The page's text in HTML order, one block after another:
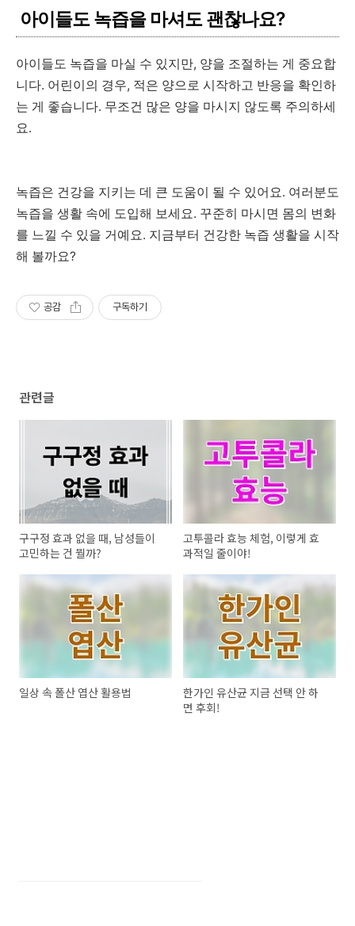
아이들도 녹즙을 마셔도 괜찮나요?
아이들도 녹즙을 마실 수 있지만, 양을 조절하는 게 중요합
니다. 어린이의 경우, 적은 양으로 시작하고 반응을 확인하
는 게 좋습니다. 무조건 많은 양을 마시지 않도록 주의하세
요.
녹즙은 건강을 지키는 데 큰 도움이 될 수 있어요. 여러분도
녹즙을 생활 속에 도입해 보세요. 꾸준히 마시면 몸의 변화
를 느낄 수 있을 거예요. 지금부터 건강한 녹즙 생활을 시작
해 볼까요?
공감 구독하기
관련글
구구정 효과 없을 때, 남성들이
고민하는 건 뭘까?
고투콜라 효능 체험, 이렇게 효
과적일 줄이야!
일상 속 폴산 엽산 활용법
한가인 유산균 지금 선택 안 하
면 후회!